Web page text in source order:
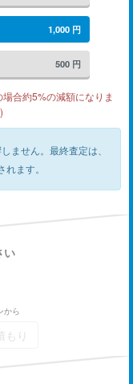
1,000 円
500 円
合約5%の減額になりま
ません。 最終査定は、
ます。
い
から
り